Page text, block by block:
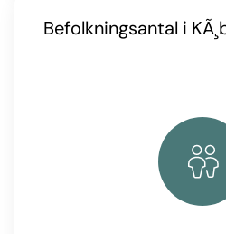
Befolkningsantal i